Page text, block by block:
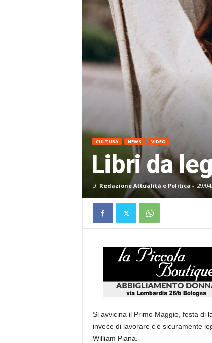
CULTURA NEWS VIDEO
Libri da
Di Redazione Attualità e Politica - 29/
Si avvicina il Primo Maggio, festa di
invece di lavorare c’è sicuramente
William Piana.